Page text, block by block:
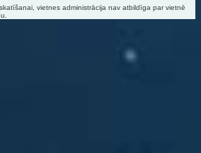
vietnes administrācija nav atbildīga par vietnē